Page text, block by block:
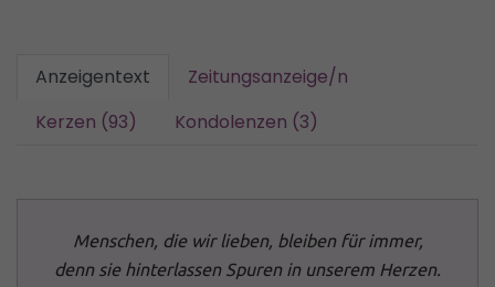
Anzeigentext
Zeitungsanzeige/n
Kerzen (93)
Kondolenzen (3)
Menschen, die wir lieben, bleiben für immer,
denn sie hinterlassen Spuren in unserem Herzen.